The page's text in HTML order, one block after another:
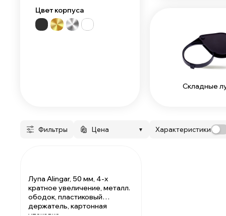
Цвет корпуса
Складные
Фильтры Цена ▼ Характеристики
Лупа Alingar, 50 мм, 4-х
кратное увеличение, металл.
ободок, пластиковый
держатель, картонная